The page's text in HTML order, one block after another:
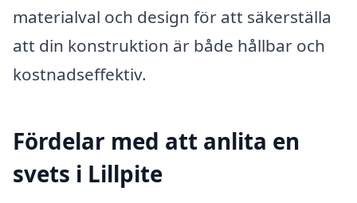
materialval och design för att säkerställa
att din konstruktion är både hållbar och
kostnadseffektiv.
Fördelar med att anlita en
svets i Lillpite